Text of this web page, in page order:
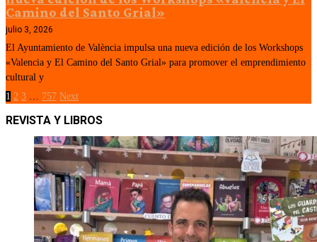
Camino del Santo Grial»
julio 3, 2026
El Ayuntamiento de València impulsa una nueva edición de los Workshops
«Valencia y El Camino del Santo Grial» para promover el emprendimiento
cultural y
1 2 3 … 757 Next
REVISTA Y LIBROS